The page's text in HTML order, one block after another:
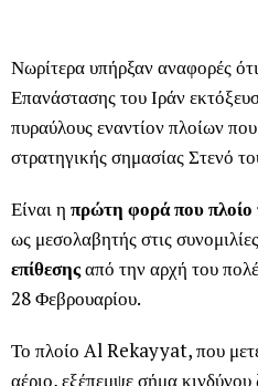
Νωρίτερα υπήρξαν αναφορές
Επανάστασης του Ιράν
πυραύλους εναντίον πλοίων
στρατηγικής σημασίας Στενό
Είναι η πρώτη φορά που
ως μεσολαβητής στις
επίθεσηςαπό την αρχή του
28 Φεβρουαρίου.
Το πλοίο Al Rekayyat, που
αέριο, εξέπεμψε σήμα